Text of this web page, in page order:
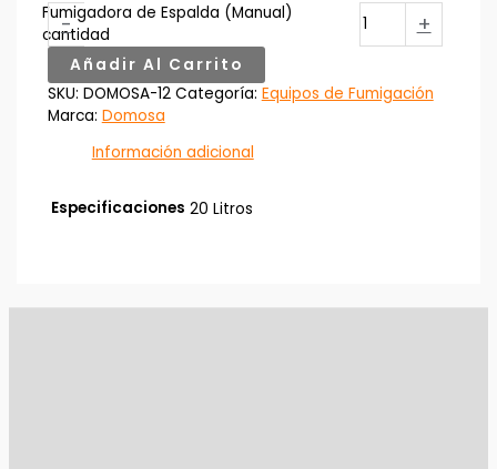
-
Fumigadora de Espalda (Manual)
cantidad
+
Añadir Al Carrito
SKU: DOMOSA-12 Categoría: Equipos de Fumigación
Marca: Domosa
Información adicional
Especificaciones 20 Litros